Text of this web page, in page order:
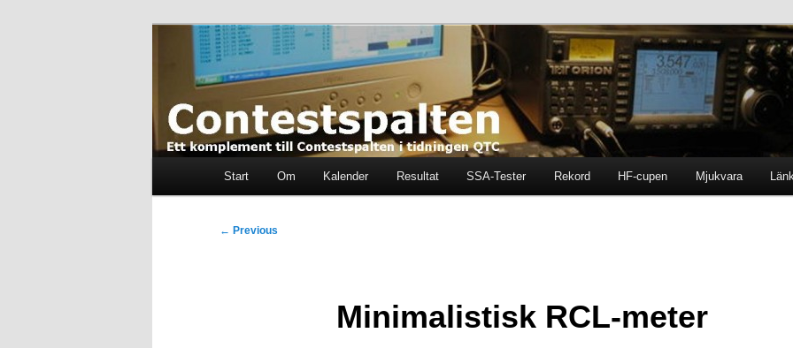
Contestspalten
Ett komplement till contestspalten i tidningen QTC
Start Om Kalender Resultat SSA-Tester Rekord HF-cupen Mjukvara
Post
← Previous
Minimalistisk RCL-meter